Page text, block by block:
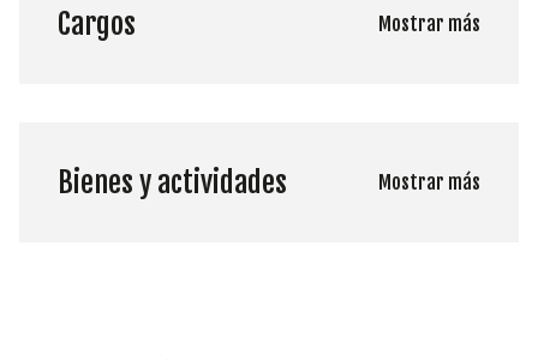
Cargos Mostrar más
Bienes y actividades Mostrar más